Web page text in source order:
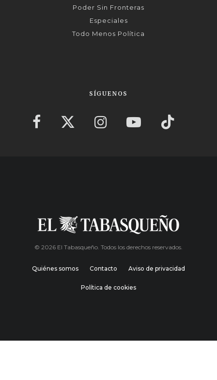
Poder Sin Fronteras
Especiales
Todo Menos Política
SÍGUENOS
© 2026 El Tabasqueño. Todos los derechos reservados.
Quiénes somos Contacto Aviso de privacidad
Política de cookies